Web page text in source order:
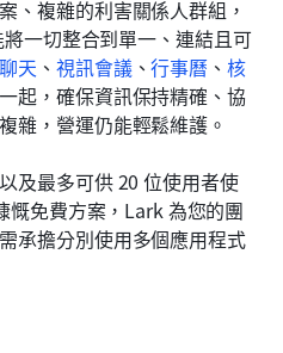
、複雜的利害關係人群組，
一切整合到單一、連結且可
聊天 、視訊會議、行事曆 、 核
起，確保資訊保持精確、協
雜，營運仍能輕鬆維護。
及最多可供 20 位使用者使
慨免費方案，Lark 為您的團
承擔分別使用多個應用程式